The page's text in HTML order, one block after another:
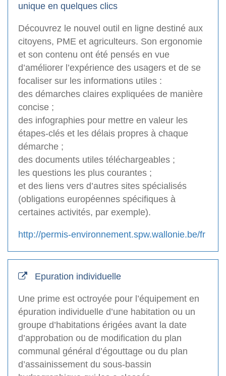
unique en quelques clics
Découvrez le nouvel outil en ligne destiné aux
citoyens, PME et agriculteurs. Son ergonomie
et son contenu ont été pensés en vue
d’améliorer l’expérience des usagers et de se
focaliser sur les informations utiles :
des démarches claires expliquées de manière
concise ;
des infographies pour mettre en valeur les
étapes-clés et les délais propres à chaque
démarche ;
des documents utiles téléchargeables ;
les questions les plus courantes ;
et des liens vers d’autres sites spécialisés
(obligations européennes spécifiques à
certaines activités, par exemple).
http://permis-environnement.spw.wallonie.be/fr
Epuration individuelle
Une prime est octroyée pour l’équipement en
épuration individuelle d’une habitation ou un
groupe d’habitations érigées avant la date
d’approbation ou de modification du plan
communal général d’égouttage ou du plan
d’assainissement du sous-bassin